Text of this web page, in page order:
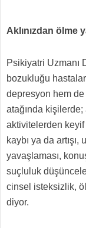
Aklınızdan ölme
Psikiyatri Uzmanı
bozukluğu
depresyon hem
atağında kişilerde;
aktivitelerden
kaybı ya da
yavaşlaması,
suçluluk
cinsel isteksizlik,
diyor.